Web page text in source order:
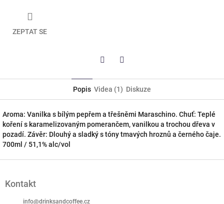
ZEPTAT SE
Popis Videa (1) Diskuze
Aroma: Vanilka s bílým pepřem a třešněmi Maraschino. Chuť: Teplé
koření s karamelizovaným pomerančem, vanilkou a trochou dřeva v
pozadí. Závěr: Dlouhý a sladký s tóny tmavých hroznů a černého čaje.
700ml / 51,1% alc/vol
Kontakt
info@drinksandcoffee.cz